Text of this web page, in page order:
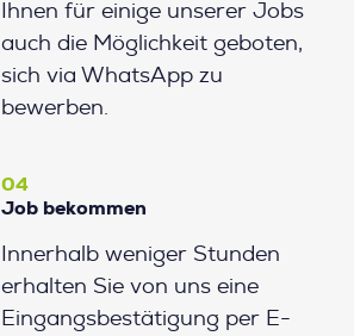
Ihnen für einige unserer Jobs
auch die Möglichkeit geboten,
sich via WhatsApp zu
bewerben.
04
Job bekommen
Innerhalb weniger Stunden
erhalten Sie von uns eine
Eingangsbestätigung per E-